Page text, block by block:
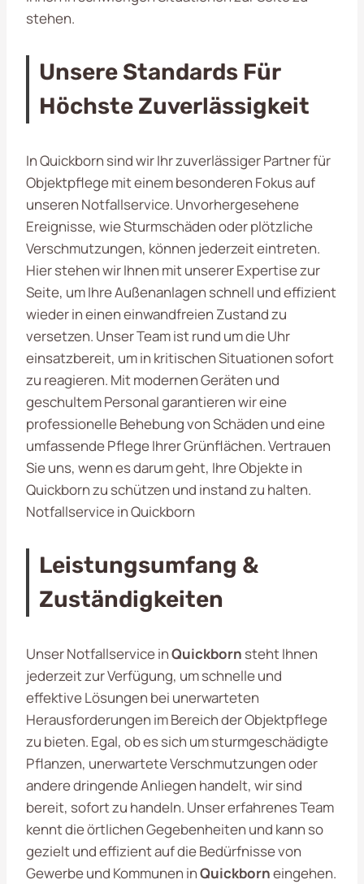
stehen.
Unsere Standards Für
Höchste Zuverlässigkeit
In Quickborn sind wir Ihr zuverlässiger Partner für
Objektpflege mit einem besonderen Fokus auf
unseren Notfallservice. Unvorhergesehene
Ereignisse, wie Sturmschäden oder plötzliche
Verschmutzungen, können jederzeit eintreten.
Hier stehen wir Ihnen mit unserer Expertise zur
Seite, um Ihre Außenanlagen schnell und effizient
wieder in einen einwandfreien Zustand zu
versetzen. Unser Team ist rund um die Uhr
einsatzbereit, um in kritischen Situationen sofort
zu reagieren. Mit modernen Geräten und
geschultem Personal garantieren wir eine
professionelle Behebung von Schäden und eine
umfassende Pflege Ihrer Grünflächen. Vertrauen
Sie uns, wenn es darum geht, Ihre Objekte in
Quickborn zu schützen und instand zu halten.
Notfallservice in Quickborn
Leistungsumfang &
Zuständigkeiten
Unser Notfallservice inQuickborn steht Ihnen
jederzeit zur Verfügung, um schnelle und
effektive Lösungen bei unerwarteten
Herausforderungen im Bereich der Objektpflege
zu bieten. Egal, ob es sich um sturmgeschädigte
Pflanzen, unerwartete Verschmutzungen oder
andere dringende Anliegen handelt, wir sind
bereit, sofort zu handeln. Unser erfahrenes Team
kennt die örtlichen Gegebenheiten und kann so
gezielt und effizient auf die Bedürfnisse von
Gewerbe und Kommunen inQuickborneingehen.